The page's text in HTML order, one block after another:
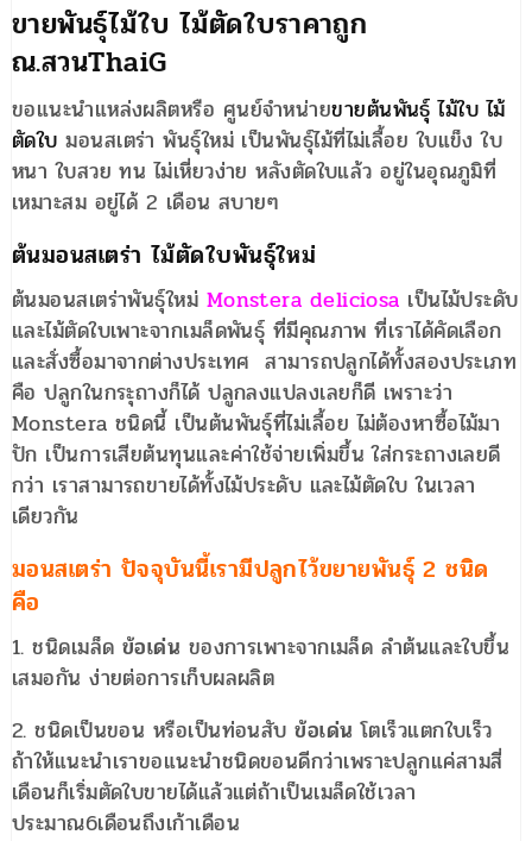
ขายพันธุ์ไม้ใบ ไม้ตัดใบราคาถูก
ณ.สวนThaiG
ขอแนะนำแหล่งผลิตหรือ ศูนย์จำหน่ายขายต้นพันธุ์ ไม้ใบ ไม้
ตัดใบ มอนสเตร่า พันธุ์ใหม่ เป็นพันธุ์ไม้ที่ไม่เลื้อย ใบแข็ง ใบ
หนา ใบสวย ทน ไม่เหี่ยวง่าย หลังตัดใบแล้ว อยู่ในอุณภูมิที่
เหมาะสม อยู่ได้ 2 เดือน สบายๆ
ต้นมอนสเตร่า ไม้ตัดใบพันธุ์ใหม่
ต้นมอนสเตร่าพันธุ์ใหม่ Monstera deliciosa เป็นไม้ประดับ
และไม้ตัดใบเพาะจากเมล็ดพันธุ์ ที่มีคุณภาพ ที่เราได้คัดเลือก
และสั่งซื้อมาจากต่างประเทศ สามารถปลูกได้ทั้งสองประเภท
คือ ปลูกในกระุถางก็ได้ ปลูกลงแปลงเลยก็ดี เพราะว่า
Monstera ชนิดนี้ เป็นต้นพันธุ์ที่ไม่เลื้อย ไม่ต้องหาซื้อไม้มา
ปัก เป็นการเสียต้นทุนและค่าใช้จ่ายเพิ่มขึ้น ใส่กระถางเลยดี
กว่า เราสามารถขายได้ทั้งไม้ประดับ และไม้ตัดใบ ในเวลา
เดียวกัน
มอนสเตร่า ปัจจุบันนี้เรามีปลูกไว้ขยายพันธุ์ 2 ชนิด
คือ
1. ชนิดเมล็ด ข้อเด่น ของการเพาะจากเมล็ด ลำต้นและใบขึ้น
เสมอกัน ง่ายต่อการเก็บผลผลิต
2. ชนิดเป็นขอน หรือเป็นท่อนสับข้อเด่นโตเร็วแตกใบเร็ว
ถ้าให้แนะนำเราขอแนะนำชนิดขอนดีกว่าเพราะปลูกแค่สามสี่
เดือนก็เริ่มตัดใบขายได้แล้วแต่ถ้าเป็นเมล็ดใช้เวลา
ประมาณ6เดือนถึงเก้าเดือน